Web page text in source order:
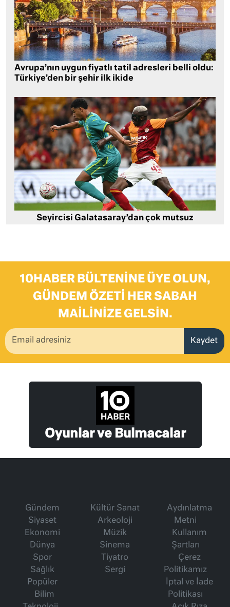
Avrupa’nın uygun fiyatlı tatil adresleri belli oldu:
Türkiye’den bir şehir ilk ikide
Seyircisi Galatasaray’dan çok mutsuz
10HABER BÜLTENINE ÜYE OLUN,
GÜNDEM ÖZETI HER SABAH
MAILINIZE GELSIN.
Kaydet
Oyunlar ve Bulmacalar
Gündem
Siyaset
Ekonomi
Dünya
Spor
Sağlık
Popüler
Bilim
Kültür Sanat
Arkeoloji
Müzik
Sinema
Tiyatro
Sergi
Aydınlatma
Metni
Kullanım
Şartları
Çerez
Politikamız
İptal ve İade
Politikası